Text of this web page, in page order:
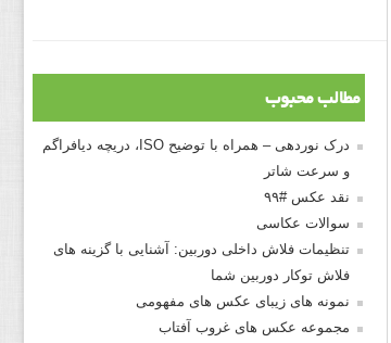
مطالب محبوب
درک نوردهی – همراه با توضیح ISO، دریچه دیافراگم
و سرعت شاتر
نقد عکس #۹۹
سوالات عکاسی
تنظیمات فلاش داخلی دوربین: آشنایی با گزینه های
فلاش توکار دوربین شما
نمونه های زیبای عکس های مفهومی
مجموعه عکس های غروب آفتاب